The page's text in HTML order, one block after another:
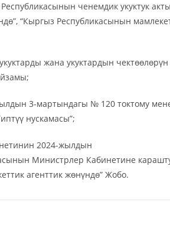
ченемдик укуктук
“Кыргыз Республикасынын
жана укуктардын
3-мартындагы № 120 токтому
нускамасы”;
Кабинетинин 2024-жылдын
Министрлер Кабинетине
агенттик жөнүндө” Жобо.